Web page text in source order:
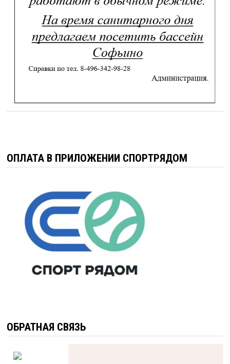
ОПЛАТА В ПРИЛОЖЕНИИ СПОРТРЯДОМ
ОБРАТНАЯ СВЯЗЬ